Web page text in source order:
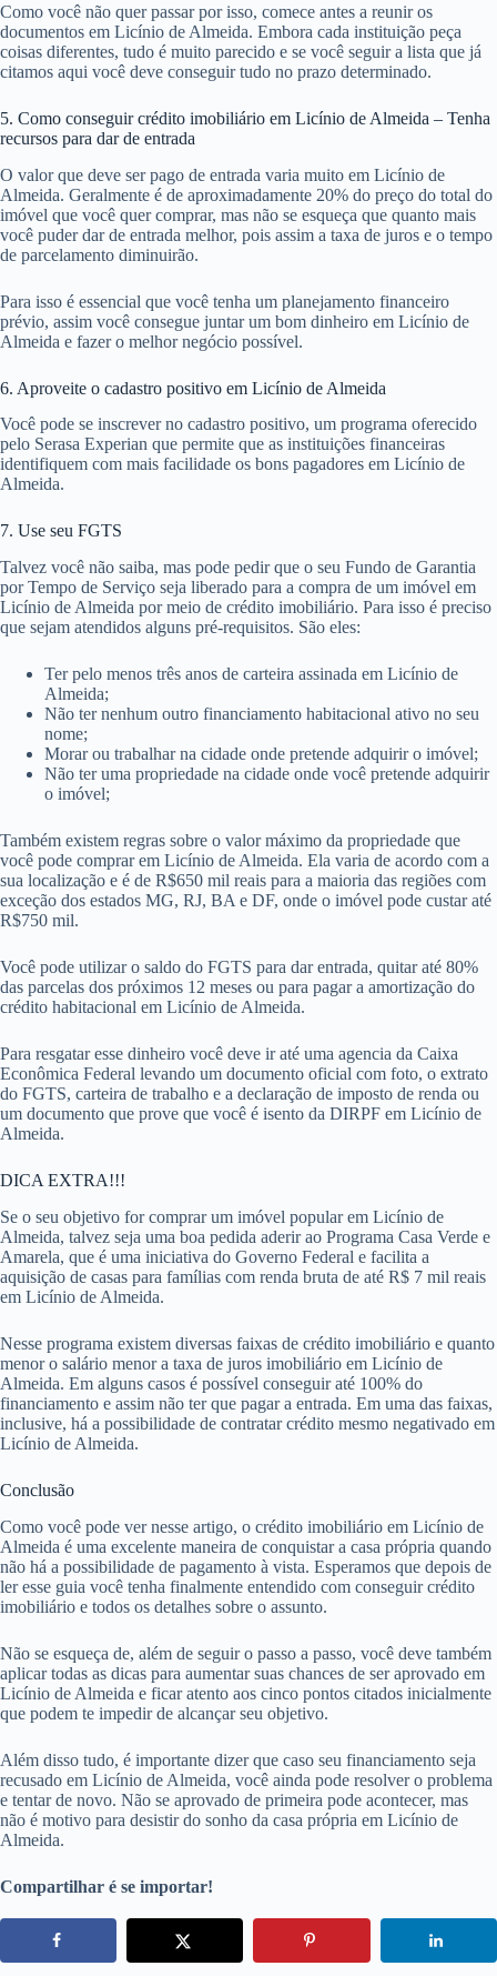
Como você não quer passar por isso, comece antes a reunir os
documentos em Licínio de Almeida. Embora cada instituição peça
coisas diferentes, tudo é muito parecido e se você seguir a lista que já
citamos aqui você deve conseguir tudo no prazo determinado.
5. Como conseguir crédito imobiliário em Licínio de Almeida – Tenha
recursos para dar de entrada
O valor que deve ser pago de entrada varia muito em Licínio de
Almeida. Geralmente é de aproximadamente 20% do preço do total do
imóvel que você quer comprar, mas não se esqueça que quanto mais
você puder dar de entrada melhor, pois assim a taxa de juros e o tempo
de parcelamento diminuirão.
Para isso é essencial que você tenha um planejamento financeiro
prévio, assim você consegue juntar um bom dinheiro em Licínio de
Almeida e fazer o melhor negócio possível.
6. Aproveite o cadastro positivo em Licínio de Almeida
Você pode se inscrever no cadastro positivo, um programa oferecido
pelo Serasa Experian que permite que as instituições financeiras
identifiquem com mais facilidade os bons pagadores em Licínio de
Almeida.
7. Use seu FGTS
Talvez você não saiba, mas pode pedir que o seu Fundo de Garantia
por Tempo de Serviço seja liberado para a compra de um imóvel em
Licínio de Almeida por meio de crédito imobiliário. Para isso é preciso
que sejam atendidos alguns pré-requisitos. São eles:
Ter pelo menos três anos de carteira assinada em Licínio de
Almeida;
Não ter nenhum outro financiamento habitacional ativo no seu
nome;
Morar ou trabalhar na cidade onde pretende adquirir o imóvel;
Não ter uma propriedade na cidade onde você pretende adquirir
o imóvel;
Também existem regras sobre o valor máximo da propriedade que
você pode comprar em Licínio de Almeida. Ela varia de acordo com a
sua localização e é de R$650 mil reais para a maioria das regiões com
exceção dos estados MG, RJ, BA e DF, onde o imóvel pode custar até
R$750 mil.
Você pode utilizar o saldo do FGTS para dar entrada, quitar até 80%
das parcelas dos próximos 12 meses ou para pagar a amortização do
crédito habitacional em Licínio de Almeida.
Para resgatar esse dinheiro você deve ir até uma agencia da Caixa
Econômica Federal levando um documento oficial com foto, o extrato
do FGTS, carteira de trabalho e a declaração de imposto de renda ou
um documento que prove que você é isento da DIRPF em Licínio de
Almeida.
DICA EXTRA!!!
Se o seu objetivo for comprar um imóvel popular em Licínio de
Almeida, talvez seja uma boa pedida aderir ao Programa Casa Verde e
Amarela, que é uma iniciativa do Governo Federal e facilita a
aquisição de casas para famílias com renda bruta de até R$ 7 mil reais
em Licínio de Almeida.
Nesse programa existem diversas faixas de crédito imobiliário e quanto
menor o salário menor a taxa de juros imobiliário em Licínio de
Almeida. Em alguns casos é possível conseguir até 100% do
financiamento e assim não ter que pagar a entrada. Em uma das faixas,
inclusive, há a possibilidade de contratar crédito mesmo negativado em
Licínio de Almeida.
Conclusão
Como você pode ver nesse artigo, o crédito imobiliário em Licínio de
Almeida é uma excelente maneira de conquistar a casa própria quando
não há a possibilidade de pagamento à vista. Esperamos que depois de
ler esse guia você tenha finalmente entendido com conseguir crédito
imobiliário e todos os detalhes sobre o assunto.
Não se esqueça de, além de seguir o passo a passo, você deve também
aplicar todas as dicas para aumentar suas chances de ser aprovado em
Licínio de Almeida e ficar atento aos cinco pontos citados inicialmente
que podem te impedir de alcançar seu objetivo.
Além disso tudo, é importante dizer que caso seu financiamento seja
recusado em Licínio de Almeida, você ainda pode resolver o problema
e tentar de novo. Não se aprovado de primeira pode acontecer, mas
não é motivo para desistir do sonho da casa própria em Licínio de
Almeida.
Compartilhar é se importar!